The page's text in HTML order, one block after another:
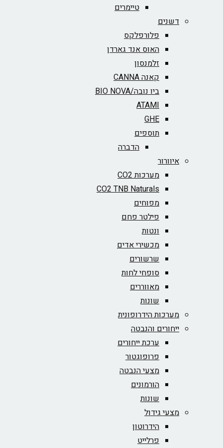
טיימרים
דשנים
פלורפלקס
האוס אנד גארדן
זלמנסון
קאנה CANNA
ביו נובה/BIO NOVA‏
ATAMI
GHE
תוספים
הדברה
איוורור
מערכות CO2
CO2 TNB Naturals
מפוחים
פילטר פחם
ונטות
מכשירי אדים
שרשורים
סופחי לחות
מאווררים
שונות
מערכות הידרופונית
ייחורים והנבטה
ערכת ייחורים
פרופוגטור
מצעי הנבטה
הורמונים
שונות
מצעי גידול
הידרוטון
פרלייט